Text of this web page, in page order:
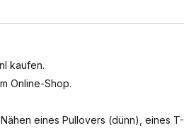
kaufen.
Online-Shop.
eines Pullovers (dünn), eines T-